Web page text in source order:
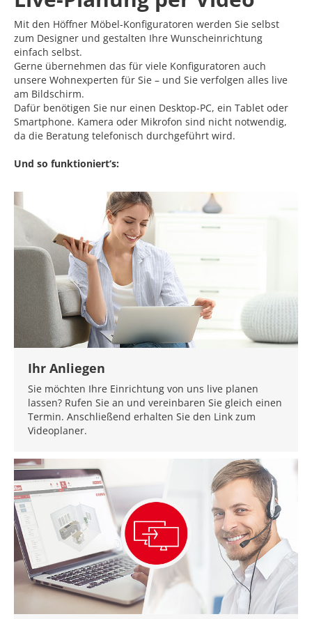
Mit den Höffner Möbel-Konfiguratoren werden Sie selbst
zum Designer und gestalten Ihre Wunscheinrichtung
einfach selbst.
Gerne übernehmen das für viele Konfiguratoren auch
unsere Wohnexperten für Sie – und Sie verfolgen alles live
am Bildschirm.
Dafür benötigen Sie nur einen Desktop-PC, ein Tablet oder
Smartphone. Kamera oder Mikrofon sind nicht notwendig,
da die Beratung telefonisch durchgeführt wird.
Und so funktioniert‘s:
Ihr Anliegen
Sie möchten Ihre Einrichtung von uns live planen
lassen? Rufen Sie an und vereinbaren Sie gleich einen
Termin. Anschließend erhalten Sie den Link zum
Videoplaner.